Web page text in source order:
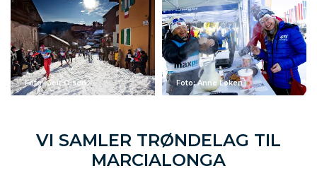
Foto: Geir Olsen Foto: Anne Løken
VI SAMLER TRØNDELAG TIL
MARCIALONGA